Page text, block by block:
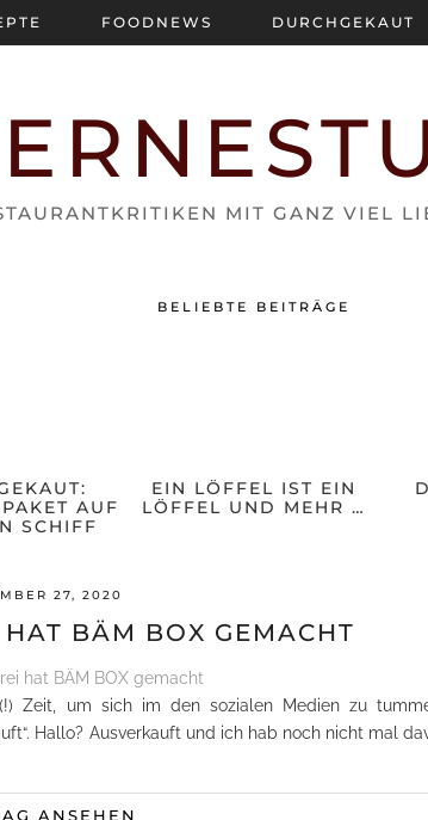
MIT GANZ VIEL
FOODNEWS DURCHGEKAUT
BELIEBTE BEITRÄGE
AUF
SCHIFF
EIN LÖFFEL IST EIN
LÖFFEL UND MEHR …
27, 2020
BÄM BOX GEMACHT
Zeit, um sich im den sozialen Medien zu
Hallo? Ausverkauft und ich hab noch nicht mal
ANSEHEN